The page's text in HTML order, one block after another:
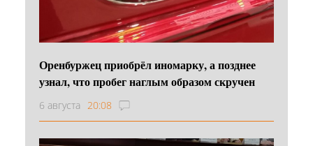
Оренбуржец приобрёл иномарку, а позднее
узнал, что пробег наглым образом скручен
6 августа 20:08